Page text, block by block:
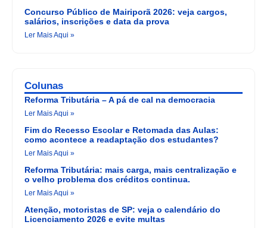
Concurso Público de Mairiporã 2026: veja cargos,
salários, inscrições e data da prova
Ler Mais Aqui »
Colunas
Reforma Tributária – A pá de cal na democracia
Ler Mais Aqui »
Fim do Recesso Escolar e Retomada das Aulas:
como acontece a readaptação dos estudantes?
Ler Mais Aqui »
Reforma Tributária: mais carga, mais centralização e
o velho problema dos créditos continua.
Ler Mais Aqui »
Atenção, motoristas de SP: veja o calendário do
Licenciamento 2026 e evite multas